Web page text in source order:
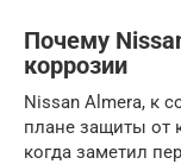
Почему
коррозии
Nissan Almera, к
плане защиты от
когда заметил